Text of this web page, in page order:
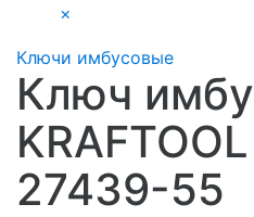
×
Ключи имбусовые
Ключ
27439-55